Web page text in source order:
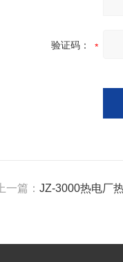
验证码：
上一篇：JZ-3000热电厂